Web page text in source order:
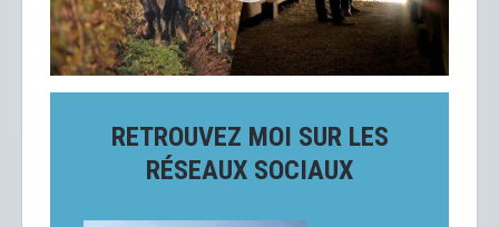
RETROUVEZ MOI SUR LES
RÉSEAUX SOCIAUX